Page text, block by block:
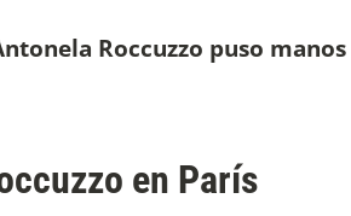
Roccuzzo puso manos
en París